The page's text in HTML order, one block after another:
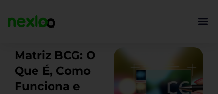
para
Matriz BCG: O
Que É, Como
Funciona e